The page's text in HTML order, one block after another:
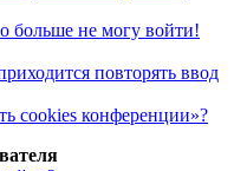
больше не могу войти!
повторять ввод
cookies конференции»?